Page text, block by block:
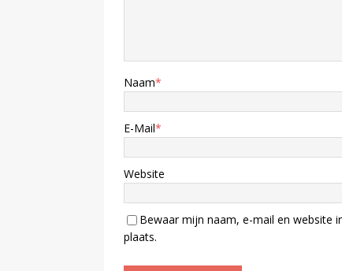
Naam*
E-Mail*
Website
Bewaar mijn naam, e-mail en website
plaats.